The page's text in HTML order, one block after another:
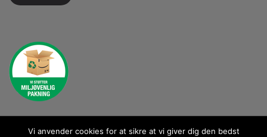
Kontakt: kontakt@ganto.dk
Vi anvender cookies for at sikre at vi giver dig den bedst